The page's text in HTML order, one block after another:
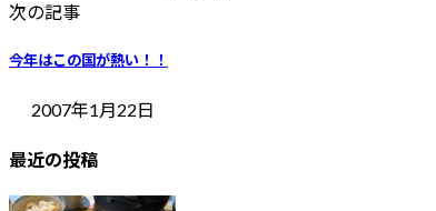
次の記事
今年はこの国が熱い！！
2007年1月22日
最近の投稿